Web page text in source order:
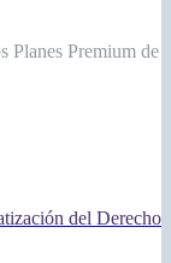
Planes Premium de
del Derecho